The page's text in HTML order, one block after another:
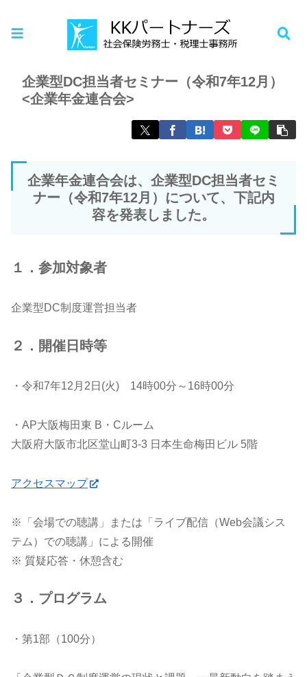
お知らせ
企業型DC担当者セミナー（令和7年12月）
<企業年金連合会>
企業年金連合会は、企業型DC担当者セミ
ナー（令和7年12月）について、下記内
容を発表しました。
１．参加対象者
企業型DC制度運営担当者
２．開催日時等
・令和7年12月2日(火) 14時00分～16時00分
・AP大阪梅田東 B・Cルーム
大阪府大阪市北区堂山町3-3 日本生命梅田ビル 5階
アクセスマップ
※「会場での聴講」または「ライブ配信（Web会議シス
テム）での聴講」による開催
※ 質疑応答・休憩含む
３．プログラム
・第1部（100分）